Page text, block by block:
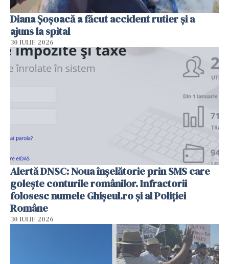
Diana Șoșoacă a făcut accident rutier și a
ajuns la spital
30 IULIE 2026
Alertă DNSC: Noua înșelătorie prin SMS care
golește conturile românilor. Infractorii
folosesc numele Ghișeul.ro și al Poliției
Române
30 IULIE 2026